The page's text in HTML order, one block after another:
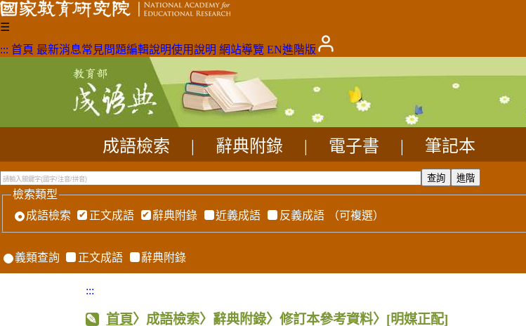
☰
::: 首頁 最新消息常見問題編輯說明使用說明 網站導覽 EN進階版
成語檢索 辭典附錄 電子書 筆記本
檢索類型
成語檢索
正文成語 辭典附錄 近義成語 反義成語 （可複選）
義類查詢 正文成語 辭典附錄
:::
首頁〉成語檢索〉辭典附錄〉修訂本參考資料〉 [明媒正配]